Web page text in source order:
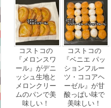
コストコの
『メロンスワ
ール』がデニ
ッシュ生地と
メロンクリー
ムのパンで美
味しい！
コストコの
『ベニエ パッ
ションフルー
ツ・ココアヘ
ーゼル』が甘
酸っぱい味で
美味しい！